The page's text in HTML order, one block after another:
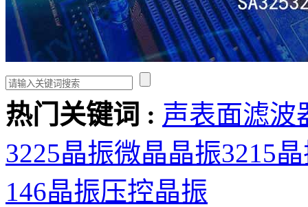
热门关键词 : 声表面滤波
3225晶振微晶晶振3215
146晶振压控晶振